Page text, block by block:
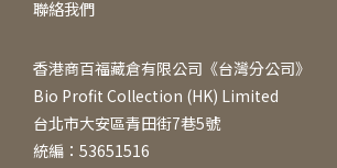
聯絡我們
香港商百福藏倉有限公司《台灣分公司》
Bio Profit Collection (HK) Limited
台北市大安區青田街7巷5號
統編：53651516